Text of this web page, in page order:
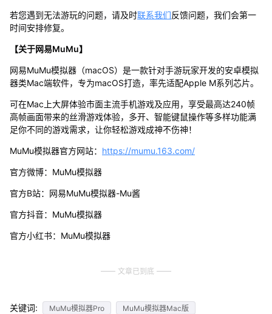
若您遇到无法游玩的问题，请及时联系我们反馈问题，我们会第一
时间安排修复。
【关于网易MuMu】
网易MuMu模拟器（macOS）是一款针对手游玩家开发的安卓模拟
器类Mac端软件，专为macOS打造，率先适配Apple M系列芯片。
可在Mac上大屏体验市面主流手机游戏及应用，享受最高达240帧
高帧画面带来的丝滑游戏体验，多开、智能键鼠操作等多样功能满
足你不同的游戏需求，让你轻松游戏成神不伤神！
MuMu模拟器官方网站： https://mumu.163.com/
官方微博：MuMu模拟器
官方B站：网易MuMu模拟器-Mu酱
官方抖音：MuMu模拟器
官方小红书：MuMu模拟器
文章已到底
关键词: MuMu模拟器Pro
MuMu模拟器Mac版